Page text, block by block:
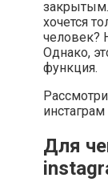
закрытым.
хочется
человек?
Однако,
функция.
Для